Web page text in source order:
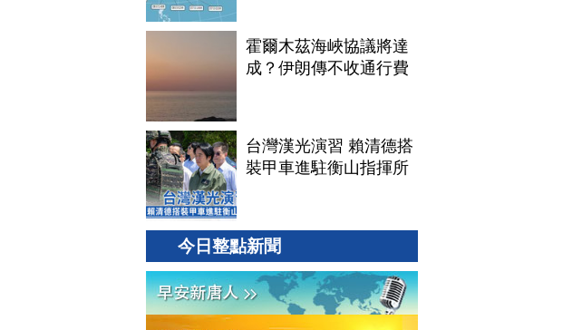
霍爾木茲海峽協議將達
成？伊朗傳不收通行費
台灣漢光演習 賴清德搭
裝甲車進駐衡山指揮所
今日整點新聞